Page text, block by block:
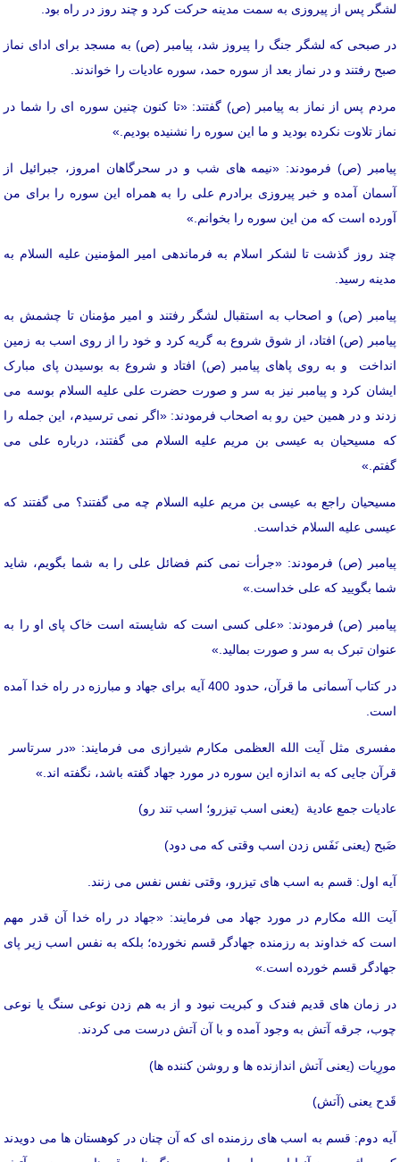
لشگر پس از پیروزی به سمت مدینه حرکت کرد و چند روز در راه بود.
در صبحی که لشگر جنگ را پیروز شد، پیامبر (ص) به مسجد برای ادای نماز
صبح رفتند و در نماز بعد از سوره حمد، سوره عادیات را خواندند.
مردم پس از نماز به پیامبر (ص) گفتند: «تا کنون چنین سوره ای را شما در
نماز تلاوت نکرده بودید و ما این سوره را نشنیده بودیم.»
پیامبر (ص) فرمودند: «نیمه های شب و در سحرگاهان امروز، جبرائیل از
آسمان آمده و خبر پیروزی برادرم علی را به همراه این سوره را برای من
آورده است که من این سوره را بخوانم.»
چند روز گذشت تا لشکر اسلام به فرماندهی امیر المؤمنین علیه السلام به
مدینه رسید.
پیامبر (ص) و اصحاب به استقبال لشگر رفتند و امیر مؤمنان تا چشمش به
پیامبر (ص) افتاد، از شوق شروع به گریه کرد و خود را از روی اسب به زمین
انداخت و به روی پاهای پیامبر (ص) افتاد و شروع به بوسیدن پای مبارک
ایشان کرد و پیامبر نیز به سر و صورت حضرت علی علیه السلام بوسه می
زدند و در همین حین رو به اصحاب فرمودند: «اگر نمی ترسیدم، این جمله را
که مسیحیان به عیسی بن مریم علیه السلام می گفتند، درباره علی می
گفتم.»
مسیحیان راجع به عیسی بن مریم علیه السلام چه می گفتند؟ می گفتند که
عیسی علیه السلام خداست.
پیامبر (ص) فرمودند: «جرأت نمی کنم فضائل علی را به شما بگویم، شاید
شما بگویید که علی خداست.»
پیامبر (ص) فرمودند: «علی کسی است که شایسته است خاک پای او را به
عنوان تبرک به سر و صورت بمالید.»
در کتاب آسمانی ما قرآن، حدود 400 آیه برای جهاد و مبارزه در راه خدا آمده
است.
مفسری مثل آیت الله العظمی مکارم شیرازی می فرمایند: «در سرتاسر
قرآن جایی که به اندازه این سوره در مورد جهاد گفته باشد، نگفته اند.»
عادیات جمع عادیة (یعنی اسب تیزرو؛ اسب تند رو)
ضَبح (یعنی نَفَس زدن اسب وقتی که می دود)
آیه اول: قسم به اسب های تیزرو، وقتی نفس نفس می زنند.
آیت الله مکارم در مورد جهاد می فرمایند: «جهاد در راه خدا آن قدر مهم
است که خداوند به رزمنده جهادگر قسم نخورده؛ بلکه به نفس اسب زیر پای
جهادگر قسم خورده است.»
در زمان های قدیم فندک و کبریت نبود و از به هم زدن نوعی سنگ یا نوعی
چوب، جرقه آتش به وجود آمده و با آن آتش درست می کردند.
مورِیات (یعنی آتش اندازنده ها و روشن کننده ها)
قَدح یعنی (آتش)
آیه دوم: قسم به اسب های رزمنده ای که آن چنان در کوهستان ها می دویدند